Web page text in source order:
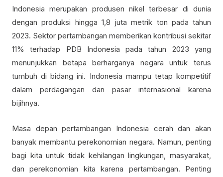
Indonesia merupakan produsen nikel terbesar di dunia
dengan produksi hingga 1,8 juta metrik ton pada tahun
2023. Sektor pertambangan memberikan kontribusi sekitar
11% terhadap PDB Indonesia pada tahun 2023 yang
menunjukkan betapa berharganya negara untuk terus
tumbuh di bidang ini. Indonesia mampu tetap kompetitif
dalam perdagangan dan pasar internasional karena
bijihnya.
Masa depan pertambangan Indonesia cerah dan akan
banyak membantu perekonomian negara. Namun, penting
bagi kita untuk tidak kehilangan lingkungan, masyarakat,
dan perekonomian kita karena pertambangan. Penting